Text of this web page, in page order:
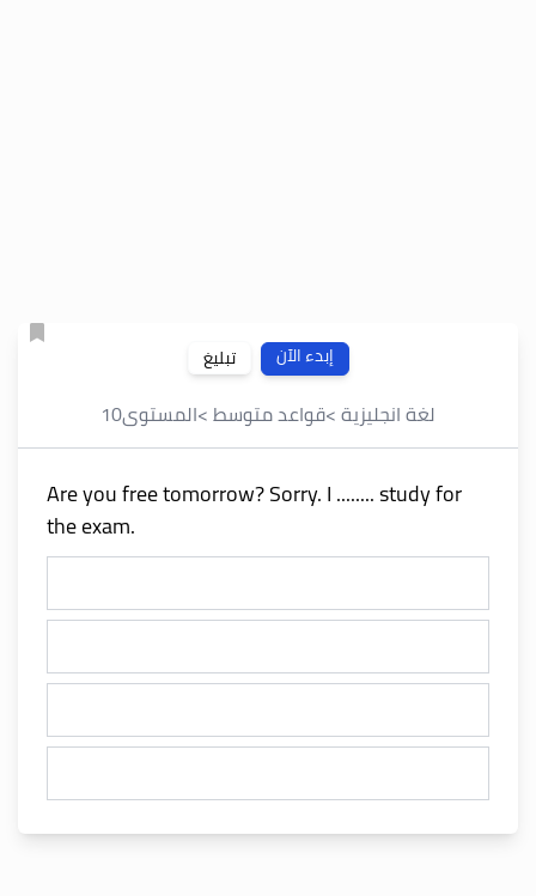
إبدء الآن تبليغ
لغة انجليزية>قواعد متوسط>المستوى10
Are you free tomorrow? Sorry. I ........ study for
the exam.